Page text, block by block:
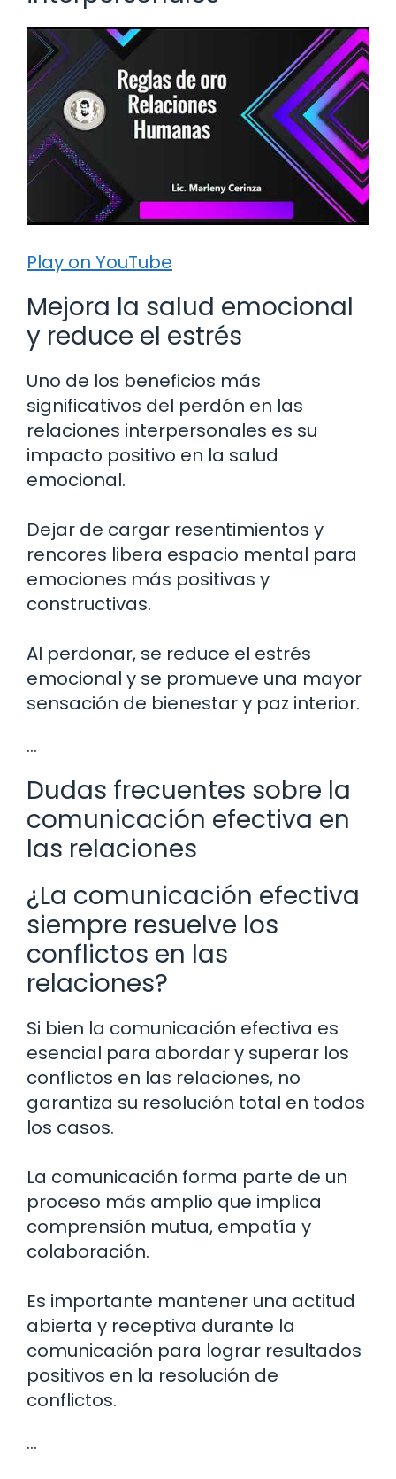
Play on YouTube
Mejora la salud emocional
y reduce el estrés
Uno de los beneficios más
significativos del perdón en las
relaciones interpersonales es su
impacto positivo en la salud
emocional.
Dejar de cargar resentimientos y
rencores libera espacio mental para
emociones más positivas y
constructivas.
Al perdonar, se reduce el estrés
emocional y se promueve una mayor
sensación de bienestar y paz interior.
…
Dudas frecuentes sobre la
comunicación efectiva en
las relaciones
¿La comunicación efectiva
siempre resuelve los
conflictos en las
relaciones?
Si bien la comunicación efectiva es
esencial para abordar y superar los
conflictos en las relaciones, no
garantiza su resolución total en todos
los casos.
La comunicación forma parte de un
proceso más amplio que implica
comprensión mutua, empatía y
colaboración.
Es importante mantener una actitud
abierta y receptiva durante la
comunicación para lograr resultados
positivos en la resolución de
conflictos.
…